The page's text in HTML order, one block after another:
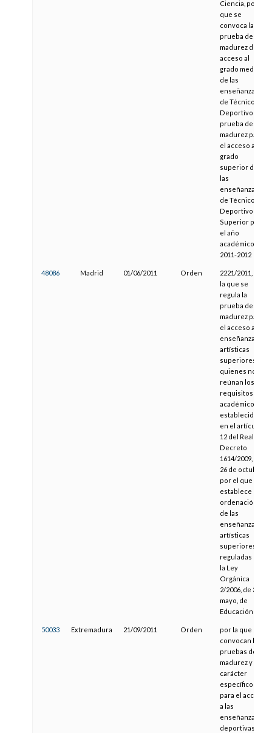
Ciencia, por la
que se
convoca la
prueba de
madurez de
acceso al
grado medio
de las
enseñanzas
de Técnico
Deportivo y la
prueba de
madurez para
el acceso al
grado
superior de
las
enseñanzas
de Técnico
Deportivo
Superior para
el año
académico
2011-2012
48086 Madrid 01/06/2011 Orden
2221/2011, por
la que se
regula la
prueba de
madurez para
el acceso a las
enseñanzas
artísticas
superiores de
quienes no
reúnan los
requisitos
académicos
establecidos
en el artículo
12 del Real
Decreto
1614/2009, de
26 de octubre,
por el que se
establece la
ordenación
de las
enseñanzas
artísticas
superiores
reguladas por
la Ley
Orgánica
2/2006, de 3 de
mayo, de
Educación
50033 Extremadura 21/09/2011 Orden
por la que se
convocan las
pruebas de
madurez y de
carácter
específico
para el acceso
a las
enseñanzas
deportivas de